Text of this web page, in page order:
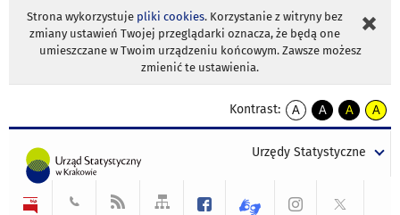
Strona wykorzystuje pliki cookies. Korzystanie z witryny bez
zmiany ustawień Twojej przeglądarki oznacza, że będą one
umieszczane w Twoim urządzeniu końcowym. Zawsze możesz
zmienić te ustawienia.
Kontrast:
A
kontrast
A
kontrast
tekst
czarnym
A
kontrast
tekst
czarnym
A
tekst
żółtym
Urzędy Statystyczne